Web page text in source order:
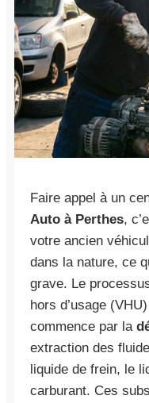
Faire appel à un
Auto à Perthes,
votre ancien
dans la nature, ce
grave. Le
hors d’usage
commence par la
extraction des
liquide de frein, le
carburant. Ces